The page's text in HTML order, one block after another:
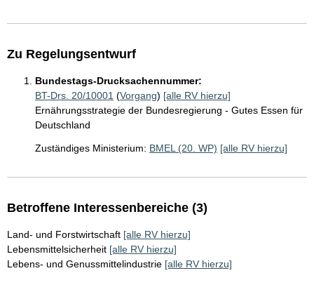
Zu Regelungsentwurf
Bundestags-Drucksachennummer:
BT-Drs. 20/10001 (Vorgang) [alle RV hierzu]
Ernährungsstrategie der Bundesregierung - Gutes Essen für
Deutschland
Zuständiges Ministerium: BMEL (20. WP) [alle RV hierzu]
Betroffene Interessenbereiche (3)
Land- und Forstwirtschaft [alle RV hierzu]
Lebensmittelsicherheit [alle RV hierzu]
Lebens- und Genussmittelindustrie [alle RV hierzu]